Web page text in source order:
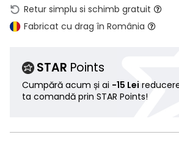
Retur simplu si schimb gratuit
Fabricat cu drag în România
STAR Points
Cumpără acum și ai -15 Lei
ta comandă prin STAR Points!